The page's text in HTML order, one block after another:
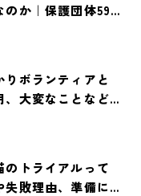
か｜保護団体59団
護犬・保護猫白書
りボランティアと
、大変なことなど紹
のトライアルって
敗理由、準備に必